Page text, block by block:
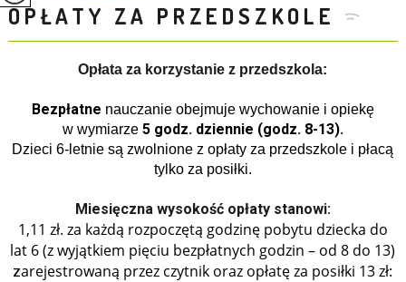
OPŁATY ZA PRZEDSZKOLE
Opłata za korzystanie z przedszkola:
Bezpłatne nauczanie obejmuje wychowanie i opiekę
w wymiarze 5 godz. dziennie (godz. 8-13).
Dzieci 6-letnie są zwolnione z opłaty za przedszkole i płacą
tylko za posiłki.
Miesięczna wysokość opłaty stanowi:
1,11 zł. za każdą rozpoczętą godzinę pobytu dziecka do
lat 6 (z wyjątkiem pięciu bezpłatnych godzin – od 8 do 13)
zarejestrowaną przez czytnik oraz opłatę za posiłki 13 zł: